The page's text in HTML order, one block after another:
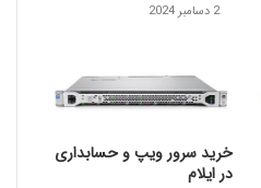
2 دسامبر 2024
خرید سرور ویپ و حسابداری
در ایلام